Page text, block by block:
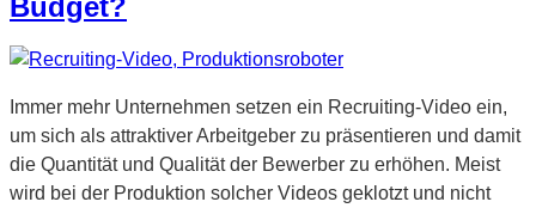
Immer mehr Unternehmen setzen ein Recruiting-Video ein,
um sich als attraktiver Arbeitgeber zu präsentieren und damit
die Quantität und Qualität der Bewerber zu erhöhen. Meist
wird bei der Produktion solcher Videos geklotzt und nicht